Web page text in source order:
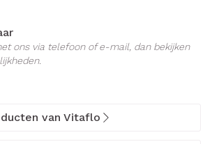
ons via telefoon of e-mail, dan bekijken
van Vitaflo